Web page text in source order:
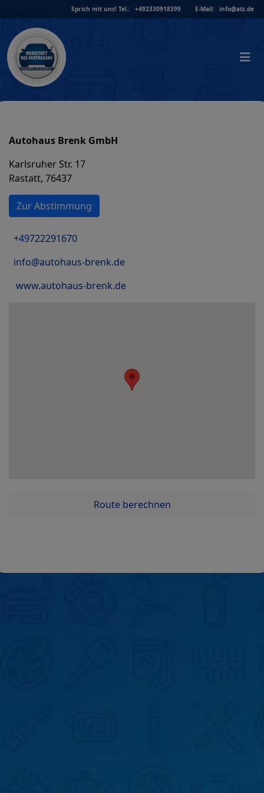
to
content
Sprich mit uns! Tel.: +492330918399 E-Mail: info@atz.de
Autohaus Brenk GmbH
Karlsruher Str. 17
Rastatt, 76437
Zur Abstimmung
+49722291670
info@autohaus-brenk.de
www.autohaus-brenk.de
Route berechnen